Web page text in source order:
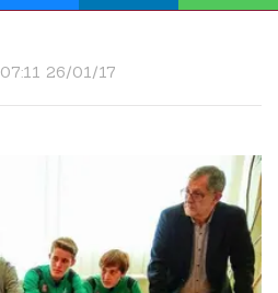
07:11 26/01/17